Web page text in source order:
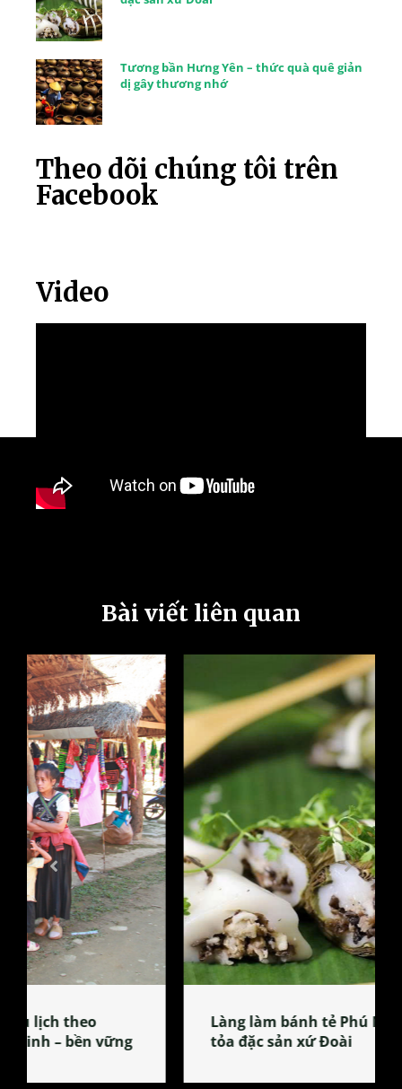
Tương bần Hưng Yên – thức quà quê giản
dị gây thương nhớ
Theo dõi chúng tôi trên
Facebook
Video
Bài viết liên quan
Làng làm bánh tẻ Phú Nhi – nơi lan
tỏa đặc sản xứ Đoài